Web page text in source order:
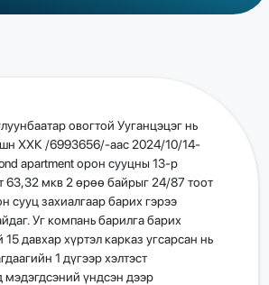
овогтой Ууганцэцэг нь
ХХК /6993656/-аас 2024/10/14-
apartment орон сууцны 13-р
63,32 мкв 2 өрөө байрыг 24/87 тоот
сууц захиалгаар барих гэрээ
Уг компань барилга барих
давхар хүртэл карказ угсарсан нь
1 дүгээр хэлтэст
үндсэн дээр